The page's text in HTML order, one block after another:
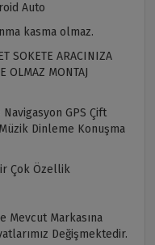
Auto
kasma olmaz.
SOKETE ARACINIZA
OLMAZ MONTAJ
GPS Çift
Dinleme Konuşma
Çok Özellik
Mevcut Markasına
Değişmektedir.